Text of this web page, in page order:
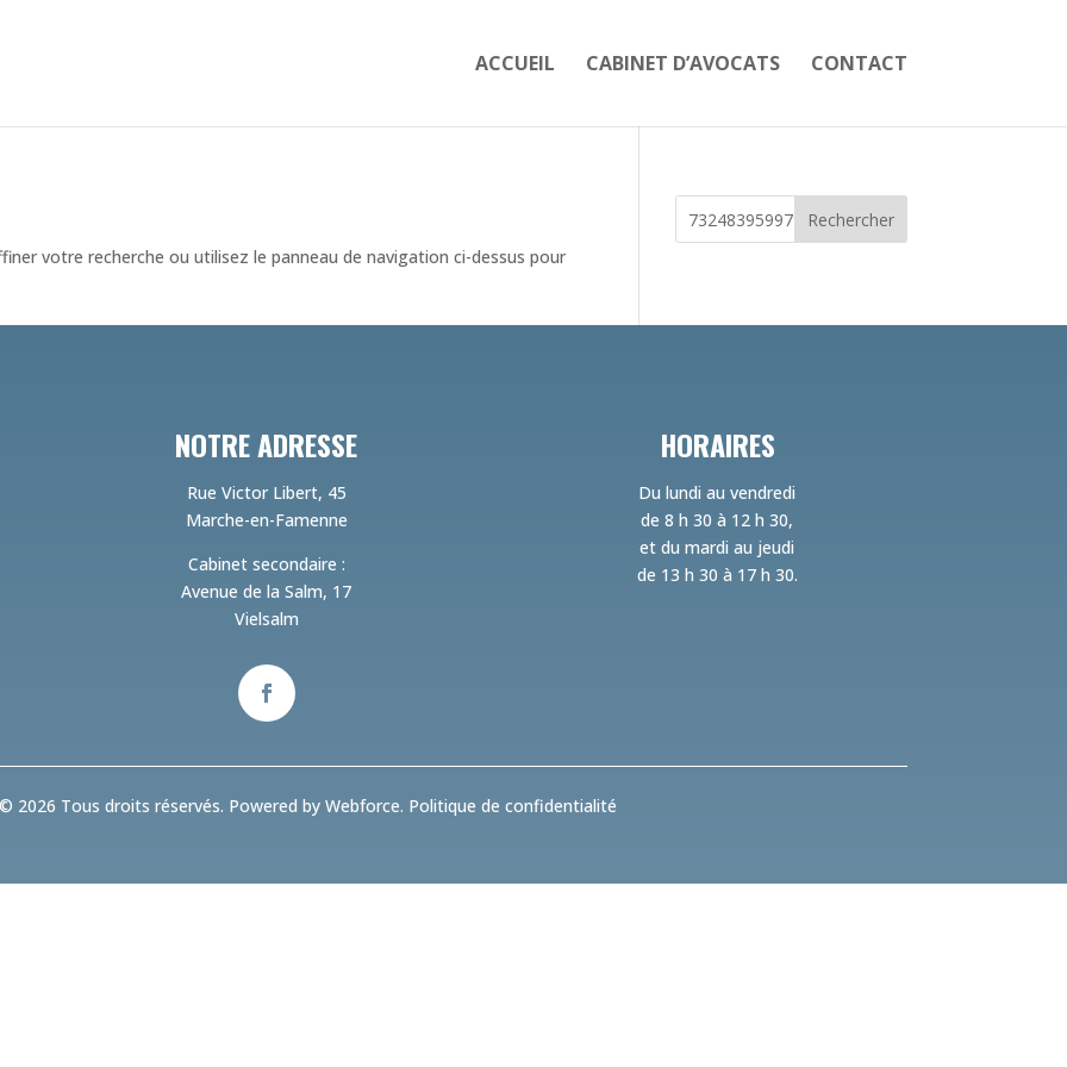
ACCUEIL CABINET D’AVOCATS CONTACT
votre recherche ou utilisez le panneau de navigation ci-dessus pour
Rechercher
NOTRE ADRESSE
Rue Victor Libert, 45
Marche-en-Famenne
Cabinet secondaire :
Avenue de la Salm, 17
Vielsalm
HORAIRES
Du lundi au vendredi
de 8 h 30 à 12 h 30,
et du mardi au jeudi
de 13 h 30 à 17 h 30.
2026 Tous droits réservés. Powered by Webforce. Politique de confidentialité